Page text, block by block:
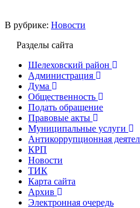
В рубрике: Новости
Разделы сайта
Шелеховский район
Администрация
Дума
Общественность
Подать обращение
Правовые акты
Муниципальные услуги
Антикоррупционная
КРП
Новости
ТИК
Карта сайта
Архив
Электронная очередь